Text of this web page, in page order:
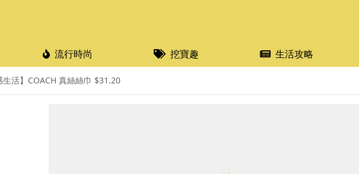
流行時尚 挖寶趣 生活攻略
生活】COACH 真絲絲巾 $31.20